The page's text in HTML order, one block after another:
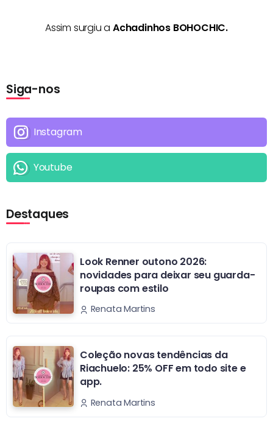
Assim surgiu a Achadinhos BOHOCHIC.
Siga-nos
Instagram
Youtube
Destaques
Look Renner outono 2026:
novidades para deixar seu guarda-
roupas com estilo
Renata Martins
Coleção novas tendências da
Riachuelo: 25% OFF em todo site e
app.
Renata Martins